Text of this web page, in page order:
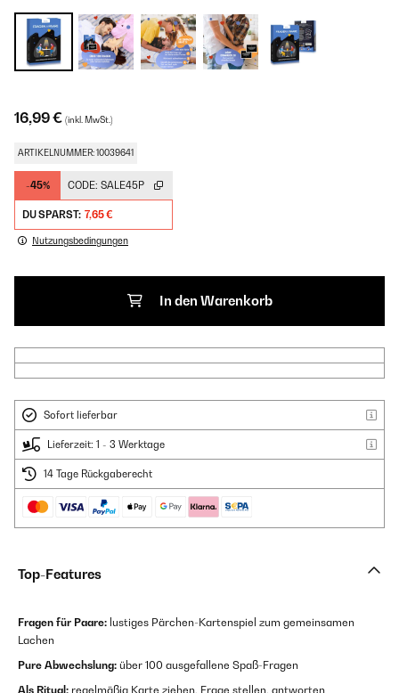
16,99 € (inkl. MwSt.)
ARTIKELNUMMER: 10039641
-45% CODE: SALE45P
DU SPARST: 7,65 €
Nutzungsbedingungen
In den Warenkorb
Sofort lieferbar
Lieferzeit: 1 - 3 Werktage
14 Tage Rückgaberecht
Top-Features
Fragen für Paare: lustiges Pärchen-Kartenspiel zum gemeinsamen
Lachen
Pure Abwechslung: über 100 ausgefallene Spaß-Fragen
Als Ritual: regelmäßig Karte ziehen, Frage stellen, antworten